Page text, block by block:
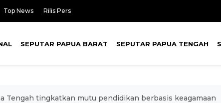
Top News Rilis Pers
SEPUTAR PAPUA BARAT SEPUTAR PAPUA TENGAH
Tengah tingkatkan mutu pendidikan berbasis keagamaan